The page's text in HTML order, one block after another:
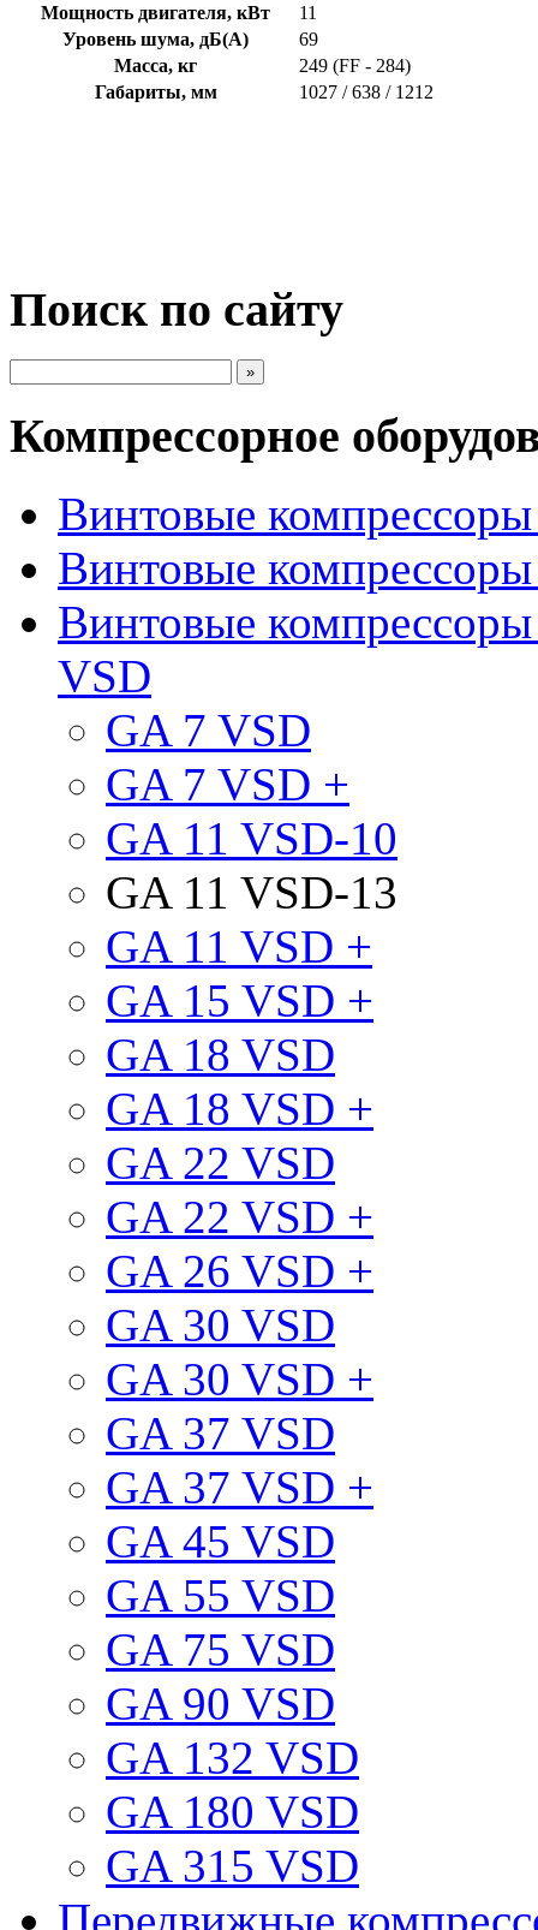
Мощность двигателя, кВт
11
Уровень шума, дБ(А)
69
Масса, кг
249 (FF - 284)
Габариты, мм
1027 / 638 / 1212
Поиск по сайту
Компрессорное
Винтовые
Винтовые
Винтовые
VSD
GA 7 VSD
GA 7 VSD +
GA 11 VSD-10
GA 11 VSD-13
GA 11 VSD +
GA 15 VSD +
GA 18 VSD
GA 18 VSD +
GA 22 VSD
GA 22 VSD +
GA 26 VSD +
GA 30 VSD
GA 30 VSD +
GA 37 VSD
GA 37 VSD +
GA 45 VSD
GA 55 VSD
GA 75 VSD
GA 90 VSD
GA 132 VSD
GA 180 VSD
GA 315 VSD
Передвижные